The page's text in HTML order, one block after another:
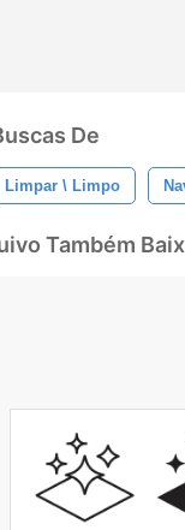
De
Limpar \ Limpo
Também